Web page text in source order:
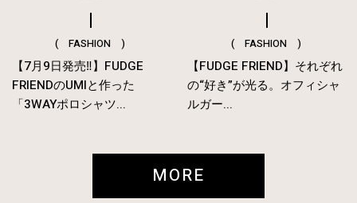
( FASHION )
【7月9日発売‼︎】FUDGE
FRIENDのUMIと作った
「3WAYポロシャツ...
( FASHION )
【FUDGE FRIEND】それぞれ
の“好き”が光る。オフィシャ
ルガー...
MORE